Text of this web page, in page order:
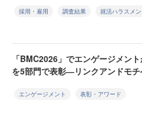
採用・雇用 調査結果 就活ハラスメン
「BMC2026」でエンゲージメン
を5部門で表彰―リンクアンドモ
エンゲージメント 表彰・アワード